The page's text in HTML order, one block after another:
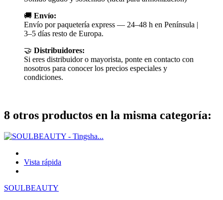
🚚 Envío:
Envío por paquetería express — 24–48 h en Península |
3–5 días resto de Europa.
🤝 Distribuidores:
Si eres distribuidor o mayorista, ponte en contacto con
nosotros para conocer los precios especiales y
condiciones.
8 otros productos en la misma categoría:
Vista rápida
SOULBEAUTY